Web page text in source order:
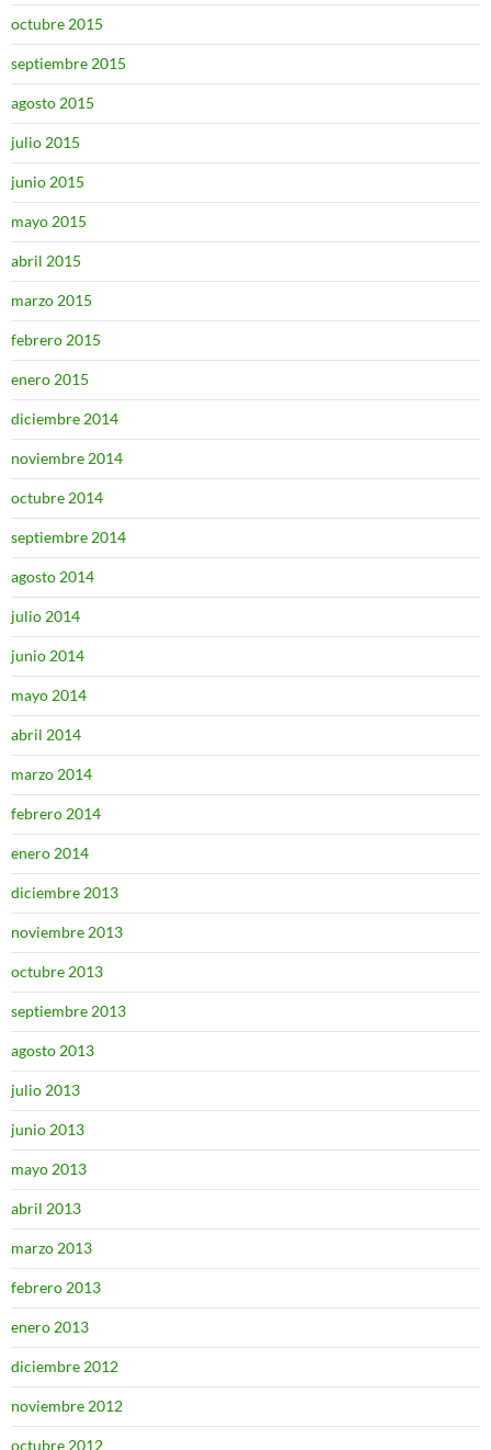
octubre 2015
septiembre 2015
agosto 2015
julio 2015
junio 2015
mayo 2015
abril 2015
marzo 2015
febrero 2015
enero 2015
diciembre 2014
noviembre 2014
octubre 2014
septiembre 2014
agosto 2014
julio 2014
junio 2014
mayo 2014
abril 2014
marzo 2014
febrero 2014
enero 2014
diciembre 2013
noviembre 2013
octubre 2013
septiembre 2013
agosto 2013
julio 2013
junio 2013
mayo 2013
abril 2013
marzo 2013
febrero 2013
enero 2013
diciembre 2012
noviembre 2012
octubre 2012